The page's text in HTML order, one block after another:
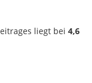
liegt bei 4,6